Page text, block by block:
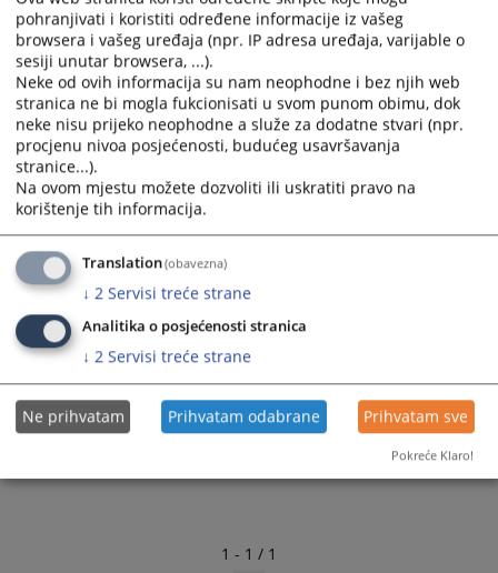
• Registri poslovnih subjekata u BiH
Sve aktivnosti imaju za cilj unapređenje rada pravosuđa i osiguravanja
bolje i kvalitetnije elektronske komunikacije sa pravosuđem.
655PREGLEDA
1 - 1 / 1
pohranjivati i koristiti određene informacije iz vašeg
browsera i vašeg uređaja (npr. IP adresa uređaja, varijable o
sesiji unutar browsera, ...).
Neke od ovih informacija su nam neophodne i bez njih web
stranica ne bi mogla fukcionisati u svom punom obimu, dok
neke nisu prijeko neophodne a služe za dodatne stvari (npr.
procjenu nivoa posjećenosti, budućeg usavršavanja
stranice...).
Na ovom mjestu možete dozvoliti ili uskratiti pravo na
korištenje tih informacija.
Translation(obavezna)
↓ 2 Servisi treće strane
Analitika o posjećenosti stranica
↓ 2 Servisi treće strane
Ne prihvatam Prihvatam odabrane Prihvatam sve
Pokreće Klaro!